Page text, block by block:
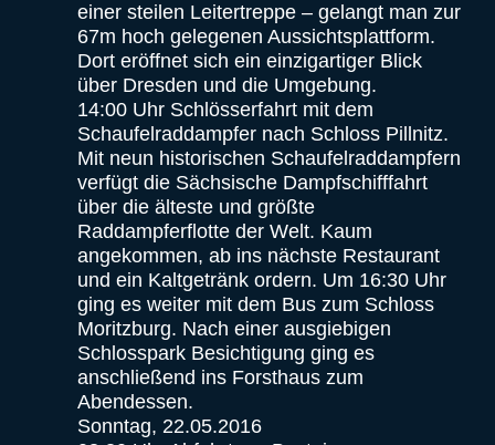
einer steilen Leitertreppe – gelangt man zur
67m hoch gelegenen Aussichtsplattform.
Dort eröffnet sich ein einzigartiger Blick
über Dresden und die Umgebung.
14:00 Uhr Schlösserfahrt mit dem
Schaufelraddampfer nach Schloss Pillnitz.
Mit neun historischen Schaufelraddampfern
verfügt die Sächsische Dampfschifffahrt
über die älteste und größte
Raddampferflotte der Welt. Kaum
angekommen, ab ins nächste Restaurant
und ein Kaltgetränk ordern. Um 16:30 Uhr
ging es weiter mit dem Bus zum Schloss
Moritzburg. Nach einer ausgiebigen
Schlosspark Besichtigung ging es
anschließend ins Forsthaus zum
Abendessen.
Sonntag, 22.05.2016